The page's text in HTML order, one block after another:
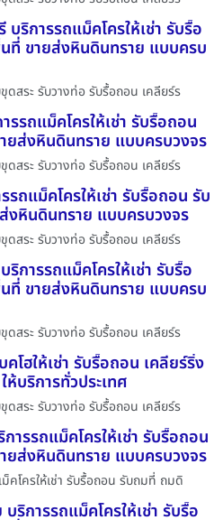
บริการรถแม็คโครให้เช่า รับรื้อ
ขายส่งหินดินทราย แบบครบ
ดสระ รับวางท่อ รับรื้อถอน เคลียร์ร
รรถแม็คโครให้เช่า รับรื้อถอน
ส่งหินดินทราย แบบครบวงจร
ดสระ รับวางท่อ รับรื้อถอน เคลียร์ร
ถแม็คโครให้เช่า รับรื้อถอน รับ
หินดินทราย แบบครบวงจร
ดสระ รับวางท่อ รับรื้อถอน เคลียร์ร
ริการรถแม็คโครให้เช่า รับรื้อ
ขายส่งหินดินทราย แบบครบ
ดสระ รับวางท่อ รับรื้อถอน เคลียร์ร
โฮให้เช่า รับรื้อถอน เคลียร์ริ่ง
บริการทั่วประเทศ
ดสระ รับวางท่อ รับรื้อถอน เคลียร์ร
ารรถแม็คโครให้เช่า รับรื้อถอน
ส่งหินดินทราย แบบครบวงจร
คโครให้เช่า รับรื้อถอน รับถมที่ ถมดิ
ริการรถแม็คโครให้เช่า รับรื้อ